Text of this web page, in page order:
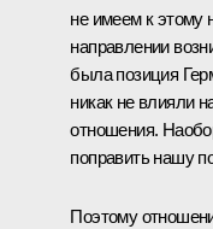
не имеем к этому
направлении
была позиция
никак не влияли
отношения.
поправить нашу
Поэтому